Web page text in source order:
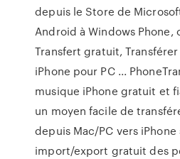
depuis le Store de
Android à Windows Phone,
Transfert gratuit,
iPhone pour PC ...
musique iPhone gratuit et
un moyen facile de
depuis Mac/PC vers iPhone
import/export gratuit des